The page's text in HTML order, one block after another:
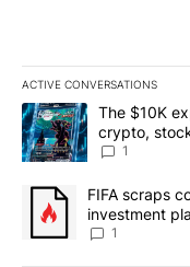
ACTIVE CONVERSATIONS
The following is a list
A trending article titled
The $10K
crypto,
8
1
A trending article
FIFA scraps
investment
1